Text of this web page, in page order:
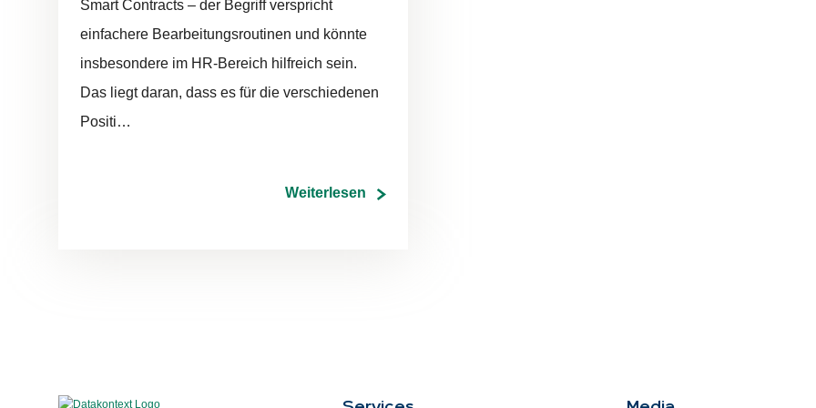
Smart Contracts – der Begriff verspricht
einfachere Bearbeitungsroutinen und könnte
insbesondere im HR-Bereich hilfreich sein.
Das liegt daran, dass es für die verschiedenen
Positi…
Weiterlesen